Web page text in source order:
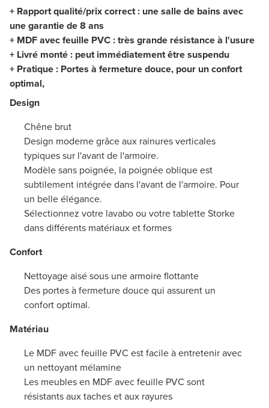
+ Rapport qualité/prix correct : une salle de bains avec
une garantie de 8 ans
+ MDF avec feuille PVC : très grande résistance à l'usure
+ Livré monté : peut immédiatement être suspendu
+ Pratique : Portes à fermeture douce, pour un confort
optimal,
Design
Chêne brut
Design moderne grâce aux rainures verticales
typiques sur l'avant de l'armoire.
Modèle sans poignée, la poignée oblique est
subtilement intégrée dans l'avant de l'armoire. Pour
un belle élégance.
Sélectionnez votre lavabo ou votre tablette Storke
dans différents matériaux et formes
Confort
Nettoyage aisé sous une armoire flottante
Des portes à fermeture douce qui assurent un
confort optimal.
Matériau
Le MDF avec feuille PVC est facile à entretenir avec
un nettoyant mélamine
Les meubles en MDF avec feuille PVC sont
résistants aux taches et aux rayures